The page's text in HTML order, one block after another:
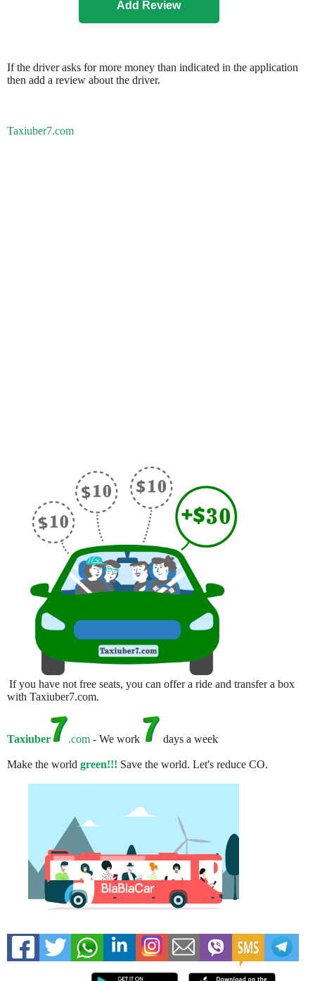
If the driver asks for more money than indicated in the application
then add a review about the driver.
Taxiuber7.com
If you have not free seats, you can offer a ride and transfer a box
with Taxiuber7.com.
Taxiuber .com - We work days a week
Make the world green!!! Save the world. Let's reduce CO.